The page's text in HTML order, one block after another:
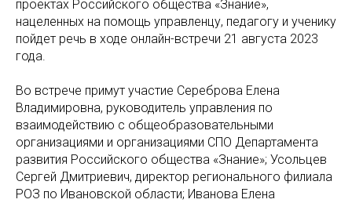
проектах Российского общества «Знание»,
нацеленных на помощь управленцу, педагогу и ученику
пойдет речь в ходе онлайн-встречи 21 августа 2023
года.
Во встрече примут участие Сереброва Елена
Владимировна, руководитель управления по
взаимодействию с общеобразовательными
организациями и организациями СПО Департамента
развития Российского общества «Знание»; Усольцев
Сергей Дмитриевич, директор регионального филиала
РОЗ по Ивановской области; Иванова Елена